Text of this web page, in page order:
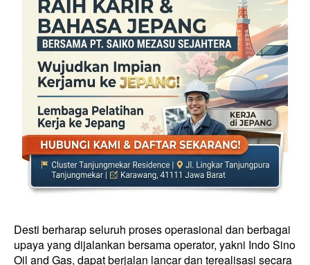
Desti berharap seluruh proses operasional dan berbagai
upaya yang dijalankan bersama operator, yakni Indo Sino
Oil and Gas, dapat berjalan lancar dan terealisasi secara